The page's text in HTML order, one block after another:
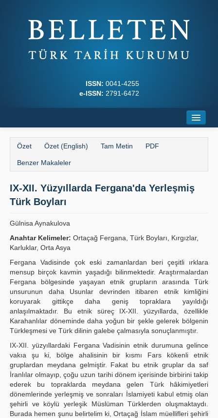
ISSN: 0041-4255
e-ISSN: 2791-6472
Dergi Kurulları
Yazım Kuralları
Kılavuzlar
İletişim
Özet Özet (English) Tam Metin PDF
Benzer Makaleler
IX-XII. Yüzyıllarda Fergana'da Yerleş­miş
Türk Boyları
Gülnisa Aynakulova
Anahtar Kelimeler: Ortaçağ Fergana, Türk Boyları, Kırgızlar,
Karluklar, Orta Asya
Fergana Vadisinde çok eski zamanlardan beri çeşitli ırklara
mensup birçok kavmin yaşadığı bilinmektedir. Araştırmalardan
Fergana bölgesinde yaşayan etnik grupların arasında Türk
unsurunun daha Usunlar devrinden itibaren etnik kimliğini
koruyarak gittikçe daha geniş topraklara yayıldığı
anlaşılmaktadır. Bu etnik süreç IX-XII. yüzyıllarda, özellikle
Karahanlılar döneminde daha yoğun bir şekle gelerek bölgenin
Türkleşmesi ve Türk dilinin galebe çalmasıyla sonuçlanmıştır.
IX-XII. yüzyıllardaki Fergana Vadisinin etnik durumuna gelince
vakıa şu ki, bölge ahalisinin bir kısmı Fars kökenli etnik
gruplardan meydana gelmiştir. Fakat bu etnik gruplar da saf
İranlılar olmayıp, çoğu uzun tarihi dönem içerisinde birbirini takip
ederek bu topraklarda meydana gelen Türk hâkimiyetleri
dönemlerinde yerleşmiş ve sonraları İslamiyeti kabul etmiş olan
şehirli ve köylü yerleşik Müslüman Türklerden oluşmaktaydı.
Burada hemen şunu belirtelim ki, Ortaçağ İslam müellifleri şehirli